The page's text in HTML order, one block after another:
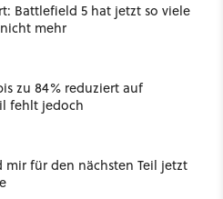
Battlefield 5 hat jetzt so viele
mehr
zu 84% reduziert auf
fehlt jedoch
für den nächsten Teil jetzt